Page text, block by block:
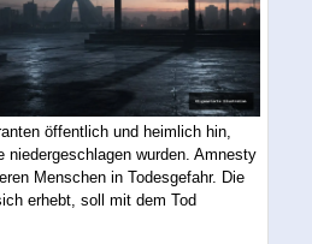
öffentlich und heimlich hin,
niedergeschlagen wurden. Amnesty
Menschen in Todesgefahr. Die
erhebt, soll mit dem Tod